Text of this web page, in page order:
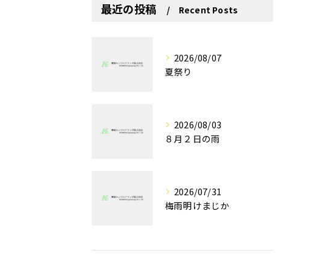
最近の投稿 Recent Posts
2026/08/07
夏祭り
2026/08/03
８月２日の雨
2026/07/31
梅雨明けまじか